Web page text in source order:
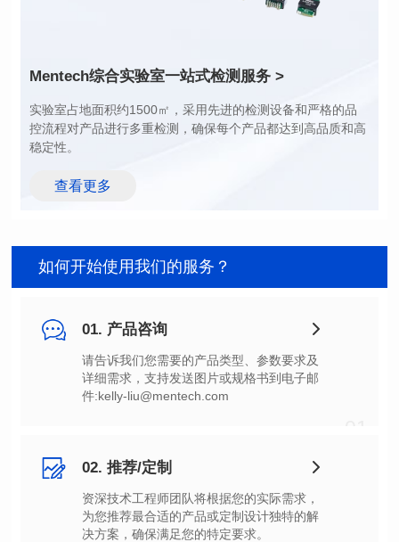
电感值(μH): 170~2200
最大直流电阻(mΩ): 1~7
Mentech综合实验室一站式检测服务 >
稳定性。
查看更多
如何开始使用我们的服务？
01. 产品咨询
件:kelly-liu@mentech.com
02. 推荐/定制
决方案，确保满足您的特定要求。